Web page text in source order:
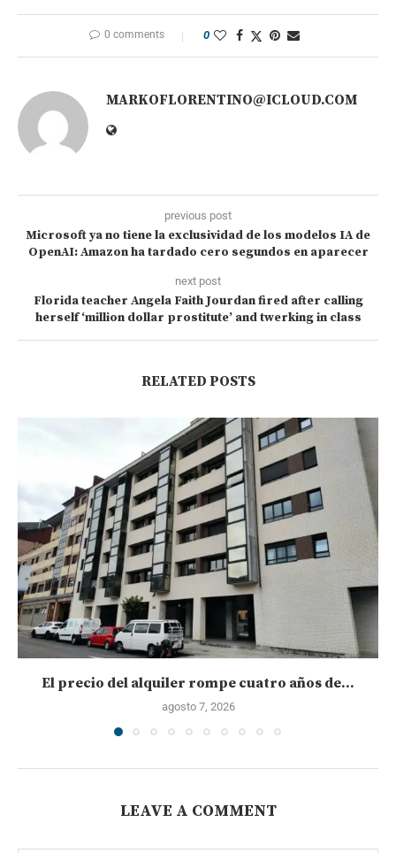
0 comments 0
MARKOFLORENTINO@ICLOUD.COM
previous post
Microsoft ya no tiene la exclusividad de los modelos IA de
OpenAI: Amazon ha tardado cero segundos en aparecer
next post
Florida teacher Angela Faith Jourdan fired after calling
herself ‘million dollar prostitute’ and twerking in class
RELATED POSTS
El precio del alquiler rompe cuatro años de...
agosto 7, 2026
LEAVE A COMMENT